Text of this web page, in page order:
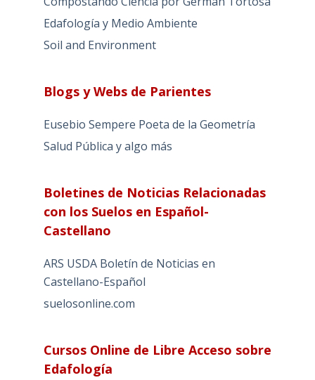
Edafología y Medio Ambiente
Soil and Environment
Blogs y Webs de Parientes
Eusebio Sempere Poeta de la Geometría
Salud Pública y algo más
Boletines de Noticias Relacionadas
con los Suelos en Español-
Castellano
ARS USDA Boletín de Noticias en
Castellano-Español
suelosonline.com
Cursos Online de Libre Acceso sobre
Edafología